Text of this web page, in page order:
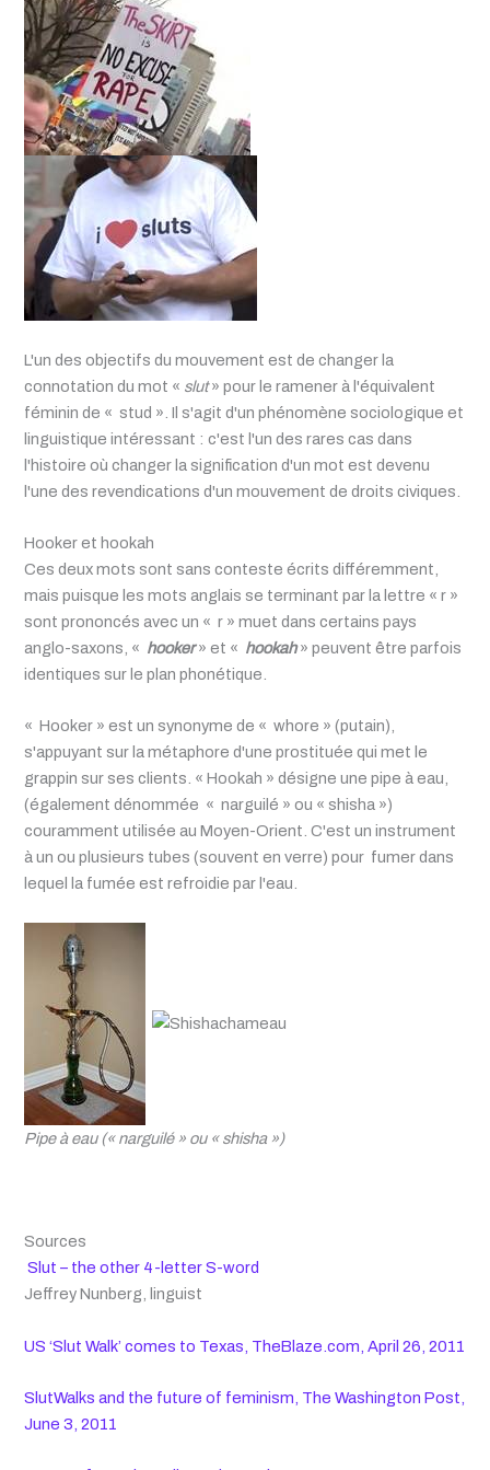
L'un des objectifs du mouvement est de changer la
connotation du mot « slut» pour le ramener à l'équivalent
féminin de « stud ». Il s'agit d'un phénomène sociologique et
linguistique intéressant : c'est l'un des rares cas dans
l'histoire où changer la signification d'un mot est devenu
l'une des revendications d'un mouvement de droits civiques.
Hooker et hookah
Ces deux mots sont sans conteste écrits différemment,
mais puisque les mots anglais se terminant par la lettre « r »
sont prononcés avec un « r » muet dans certains pays
anglo-saxons, « hooker» et « hookah» peuvent être parfois
identiques sur le plan phonétique.
« Hooker » est un synonyme de « whore » (putain),
s'appuyant sur la métaphore d'une prostituée qui met le
grappin sur ses clients. « Hookah » désigne une pipe à eau,
(également dénommée « narguilé » ou « shisha »)
couramment utilisée au Moyen-Orient. C'est un instrument
à un ou plusieurs tubes (souvent en verre) pour fumer dans
lequel la fumée est refroidie par l'eau.
Pipe à eau (« narguilé » ou « shisha »)
Sources
Slut – the other 4-letter S-word
Jeffrey Nunberg, linguist
US ‘Slut Walk’ comes to Texas, TheBlaze.com, April 26, 2011
SlutWalks and the future of feminism, The Washington Post,
June 3, 2011